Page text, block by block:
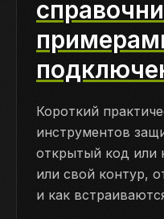
Короткий
инструментов
открытый код или
или свой контур,
и как